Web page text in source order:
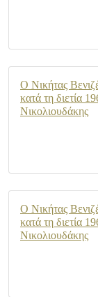
Ο Νικήτας
κατά τη διετία
Νικολιουδάκης
Ο Νικήτας
κατά τη διετία
Νικολιουδάκης